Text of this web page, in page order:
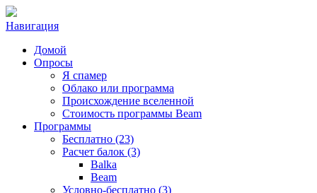
Навигация
Домой
Опросы
Я спамер
Облако или программа
Происхождение вселенной
Стоимость программы Beam
Программы
Бесплатно (23)
Расчет балок (3)
Balka
Beam
Условно-бесплатно (3)